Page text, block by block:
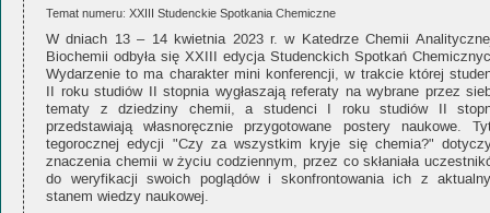
Temat numeru: XXIII Studenckie Spotkania Chemiczne
W dniach 13 – 14 kwietnia 2023 r. w Katedrze Chemii
Biochemii odbyła się XXIII edycja Studenckich Spotkań
Wydarzenie to ma charakter mini konferencji, w trakcie której
II roku studiów II stopnia wygłaszają referaty na wybrane przez
tematy z dziedziny chemii, a studenci I roku studiów II
przedstawiają własnoręcznie przygotowane postery naukowe.
tegorocznej edycji "Czy za wszystkim kryje się chemia?"
znaczenia chemii w życiu codziennym, przez co skłaniała
do weryfikacji swoich poglądów i skonfrontowania ich z
stanem wiedzy naukowej.